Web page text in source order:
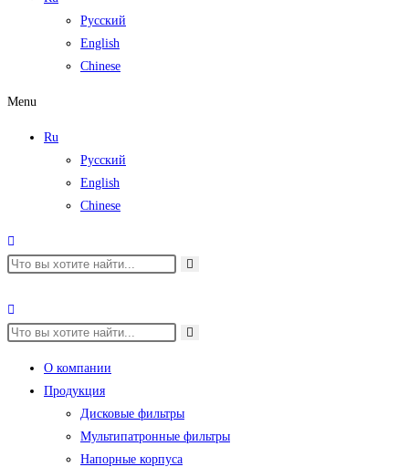
Русский
English
Chinese
Menu
Ru
Русский
English
Chinese
О компании
Продукция
Дисковые фильтры
Мультипатронные фильтры
Напорные корпуса